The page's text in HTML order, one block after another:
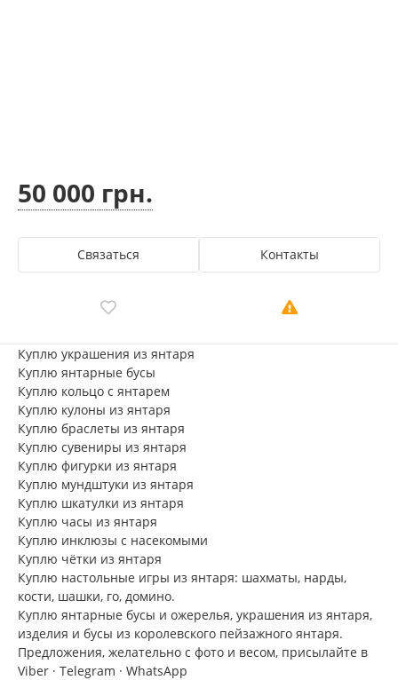
50 000 грн.
Связаться Контакты
Куплю украшения из янтаря
Куплю янтарные бусы
Куплю кольцо с янтарем
Куплю кулоны из янтаря
Куплю браслеты из янтаря
Куплю сувениры из янтаря
Куплю фигурки из янтаря
Куплю мундштуки из янтаря
Куплю шкатулки из янтаря
Куплю часы из янтаря
Куплю инклюзы с насекомыми
Куплю чётки из янтаря
Куплю настольные игры из янтаря: шахматы, нарды,
кости, шашки, го, домино.
Куплю янтарные бусы и ожерелья, украшения из янтаря,
изделия и бусы из королевского пейзажного янтаря.
Предложения, желательно с фото и весом, присылайте в
Viber · Telegram · WhatsApp